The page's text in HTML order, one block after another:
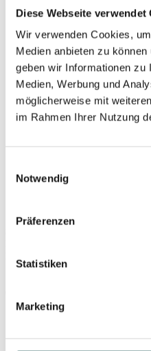
Diese Webseite verwendet
Wir verwenden Cookies,
Medien anbieten zu
geben wir Informationen zu
Medien, Werbung und
möglicherweise mit
im Rahmen Ihrer Nutzung
Notwendig
Präferenzen
Statistiken
Marketing